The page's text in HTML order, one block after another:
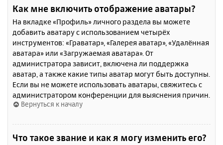
Как мне включить отображение аватары?
На вкладке «Профиль» личного раздела вы можете
добавить аватару с использованием четырёх
инструментов: «Граватар», «Галерея аватар», «Удалённая
аватара» или «Загружаемая аватара». От
администратора зависит, включена ли поддержка
аватар, а также какие типы аватар могут быть доступны.
Если вы не можете использовать аватары, свяжитесь с
администратором конференции для выяснения причин.
Вернуться к началу
Что такое звание и как я могу изменить его?